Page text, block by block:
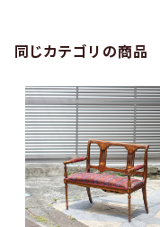
同じカテゴリの商品